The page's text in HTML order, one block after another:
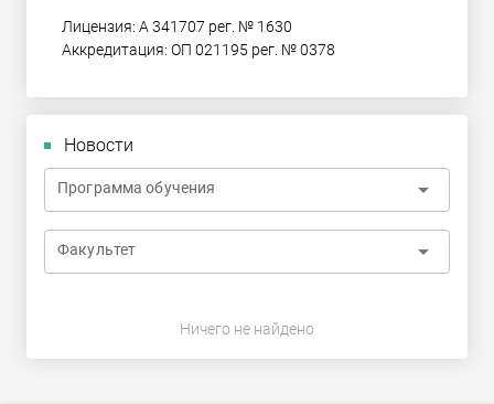
Лицензия: А 341707 рег. № 1630
Аккредитация: ОП 021195 рег. № 0378
Новости
Программа обучения arrow_drop_down
Факультет arrow_drop_down
Ничего не найдено